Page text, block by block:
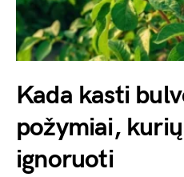
Kada kasti
požymiai,
ignoruoti